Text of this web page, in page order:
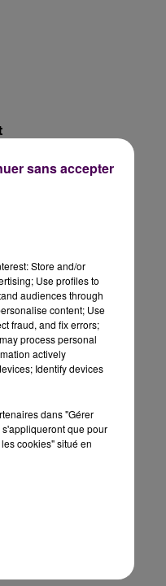
Store and/or
Use profiles to
audiences through
content; Use
fraud, and fix errors;
process personal
actively
Identify devices
dans "Gérer
que pour
cookies" situé en
sans accepter